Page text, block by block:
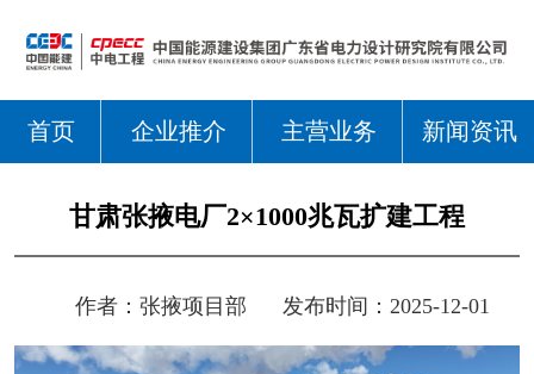
首页 企业推介 主营业务 新闻资讯
甘肃张掖电厂2×1000兆瓦扩建工程
作者： 张掖项目部 发布时间：2025-12-01